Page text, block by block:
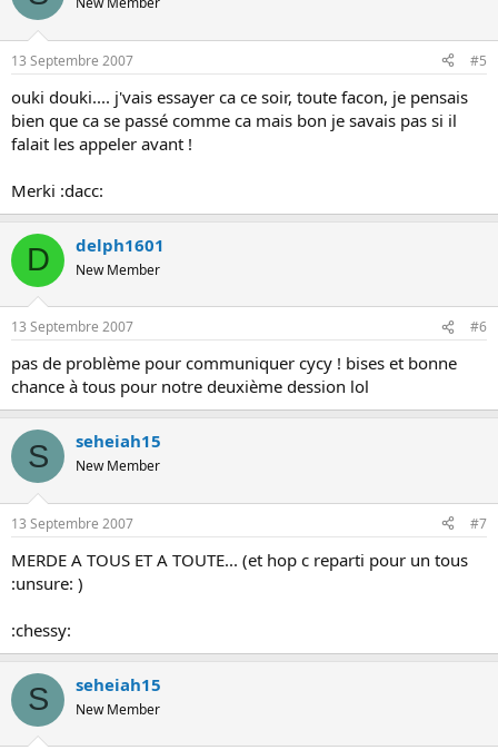
13 Septembre 2007 #5
ouki douki.... j'vais essayer ca ce soir, toute facon, je pensais
bien que ca se passé comme ca mais bon je savais pas si il
falait les appeler avant !
Merki :dacc:
D delph1601
New Member
13 Septembre 2007 #6
pas de problème pour communiquer cycy ! bises et bonne
chance à tous pour notre deuxième dession lol
S seheiah15
New Member
13 Septembre 2007 #7
MERDE A TOUS ET A TOUTE... (et hop c reparti pour un tous
:unsure: )
:chessy:
S seheiah15
New Member